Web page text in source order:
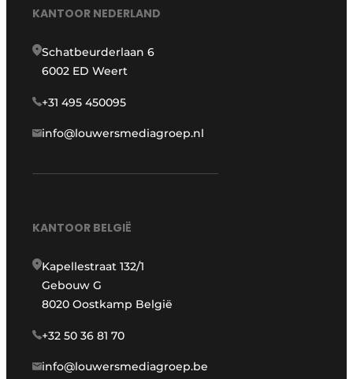
KANTOOR NEDERLAND
Schatbeurderlaan 6
6002 ED Weert
+31 495 450095
info@louwersmediagroep.nl
KANTOOR BELGIË
Kapellestraat 132/1
Gebouw G
8020 Oostkamp België
+32 50 36 81 70
info@louwersmediagroep.be